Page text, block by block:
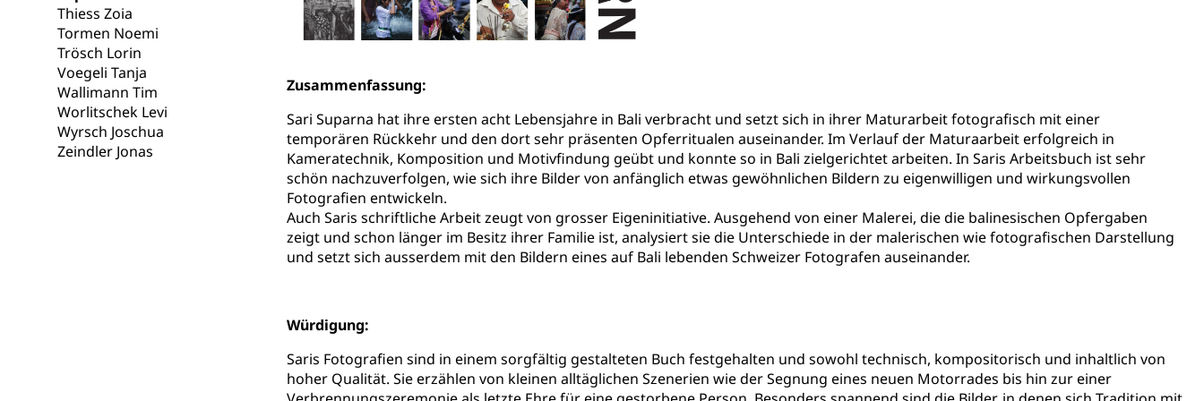
Thiess Zoia
Tormen Noemi
Trösch Lorin
Voegeli Tanja
Wallimann Tim
Worlitschek Levi
Wyrsch Joschua
Zeindler Jonas
Zusammenfassung:
Sari Suparna hat ihre ersten acht Lebensjahre in Bali verbracht und setzt sich in ihrer Maturarbeit fotografisch mit einer
temporären Rückkehr und den dort sehr präsenten Opferritualen auseinander. Im Verlauf der Maturaarbeit erfolgreich in
Kameratechnik, Komposition und Motivfindung geübt und konnte so in Bali zielgerichtet arbeiten. In Saris Arbeitsbuch ist sehr
schön nachzuverfolgen, wie sich ihre Bilder von anfänglich etwas gewöhnlichen Bildern zu eigenwilligen und wirkungsvollen
Fotografien entwickeln.
Auch Saris schriftliche Arbeit zeugt von grosser Eigeninitiative. Ausgehend von einer Malerei, die die balinesischen Opfergaben
zeigt und schon länger im Besitz ihrer Familie ist, analysiert sie die Unterschiede in der malerischen wie fotografischen Darstellung
und setzt sich ausserdem mit den Bildern eines auf Bali lebenden Schweizer Fotografen auseinander.
Würdigung:
Saris Fotografien sind in einem sorgfältig gestalteten Buch festgehalten und sowohl technisch, kompositorisch und inhaltlich von
hoher Qualität. Sie erzählen von kleinen alltäglichen Szenerien wie der Segnung eines neuen Motorrades bis hin zur einer
Gesundheitsversorgung, Spital, Pflegeinitiative, Ambulant vor stationär, AVOS, Patientendossier
Gesundheitsversorgung
AHV / IV
Altersrente, Invalidenrente, Witwenrente, Sozialversicherung, Vorsorgeeinrichtung, Pensionskasse, erste Säule, zweite Säule, dritte Säule,
Hilflosenentschädigung, Ergänzungsleistungen, Altersvorsorge, Todesfallversicherung
Hilfslosenentschädigung (WAS Luzern) AHV-Hinterlassenenrente (WAS Luzern)
AHV-Beiträge (WAS Luzern)
Informationsstelle AHV/IV
Ergänzungsleistungen (EL) (WAS Luzern)
AHV-Altersrente (WAS Luzern)
IV-Leistungen (WAS Luzern)
Behinderung
Körperbehinderung, körperliche Behinderung, geistige Behinderung, psychische Behinderung, Erwerbsunfähigkeit, Behinderte
Inklusion im Sport
Kultur und Medien
Staatsarchiv Luzern Zentral- und Hochschulbibliothek Archiv der Denkmalpflege
Kulturelle Einrichtungen
Museen, Theater, Bibliotheken